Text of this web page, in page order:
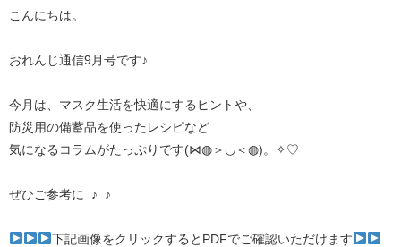
こんにちは。
おれんじ通信9月号です♪
今月は、マスク生活を快適にするヒントや、
防災用の備蓄品を使ったレシピなど
気になるコラムがたっぷりです(⋈◍＞◡＜◍)。✧♡
ぜひご参考に ♪ ♪
下記画像をクリックするとPDFでご確認いただけます